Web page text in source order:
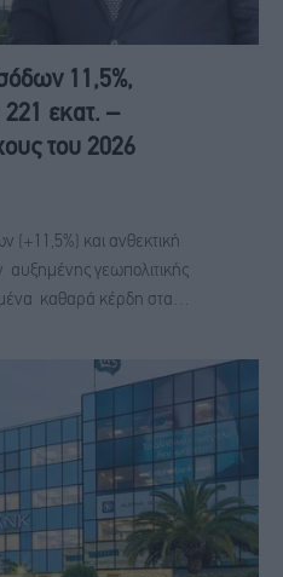
11,5%,
εκατ. –
του 2026
και ανθεκτική
αυξημένης γεωπολιτικής
καθαρά κέρδη στα…